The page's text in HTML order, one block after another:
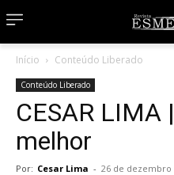
Início Conteúdo Liberado
Conteúdo Liberado
CESAR LIMA
melhor
Por: Cesar Lima - 26 de dezembro